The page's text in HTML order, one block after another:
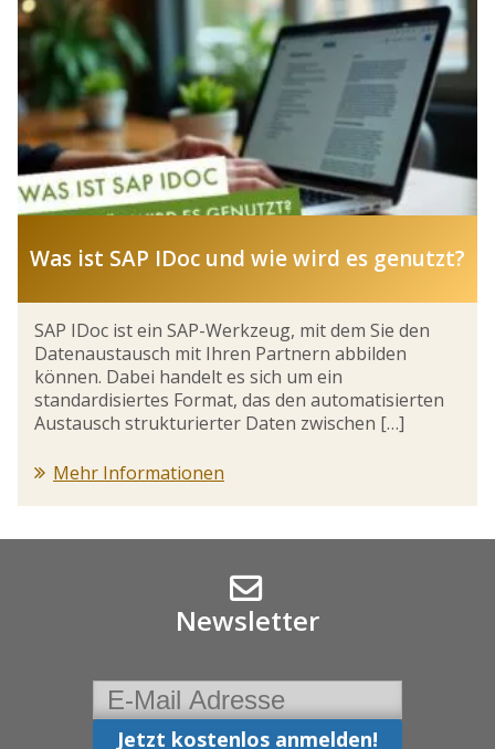
Was ist SAP IDoc und wie wird es genutzt?
SAP IDoc ist ein SAP-Werkzeug, mit dem Sie den
Datenaustausch mit Ihren Partnern abbilden
können. Dabei handelt es sich um ein
standardisiertes Format, das den automatisierten
Austausch strukturierter Daten zwischen […]
Mehr Informationen
Newsletter